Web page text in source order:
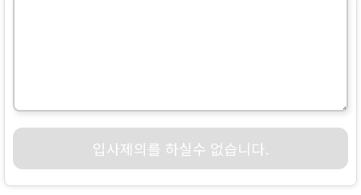
입사제의를 하실수 없습니다.